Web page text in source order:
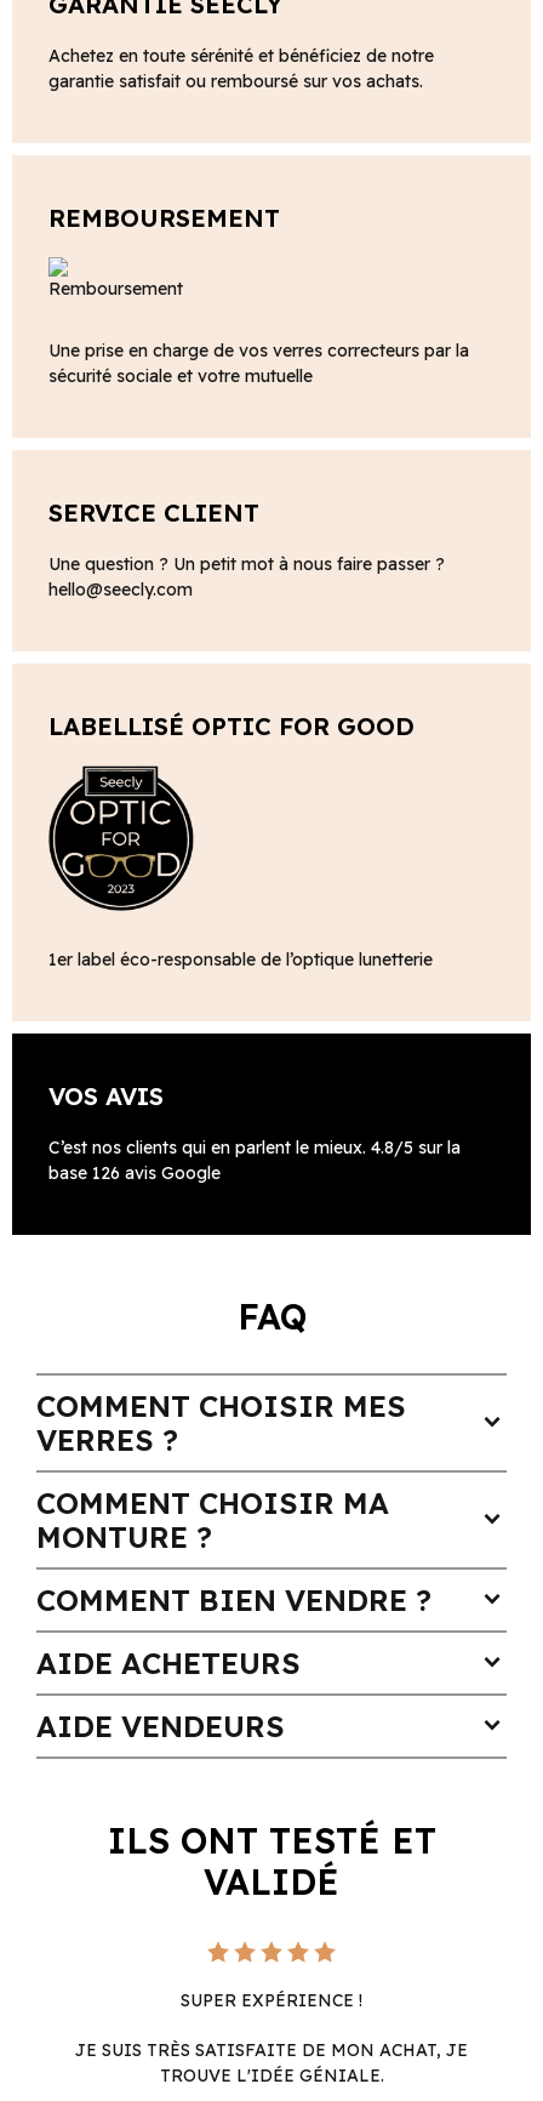
Achetez en toute sérénité et bénéficiez de notre
garantie satisfait ou remboursé sur vos achats.
REMBOURSEMENT
Une prise en charge de vos verres correcteurs par la
sécurité sociale et votre mutuelle
SERVICE CLIENT
Une question ? Un petit mot à nous faire passer ?
hello@seecly.com
LABELLISÉ OPTIC FOR GOOD
1er label éco-responsable de l’optique lunetterie
VOS AVIS
C’est nos clients qui en parlent le mieux. 4.8/5 sur la
base 126 avis Google
FAQ
COMMENT CHOISIR MES
VERRES ?
expand_more
COMMENT CHOISIR MA
MONTURE ?
expand_more
COMMENT BIEN VENDRE ? expand_more
AIDE ACHETEURS expand_more
AIDE VENDEURS expand_more
ILS ONT TESTÉ ET
VALIDÉ
SUPER EXPÉRIENCE !
JE SUIS TRÈS SATISFAITE DE MON ACHAT, JE
TROUVE L'IDÉE GÉNIALE.